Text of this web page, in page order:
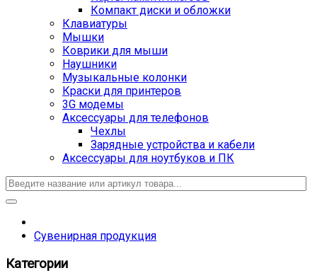
Компакт диски и обложки
Клавиатуры
Мышки
Коврики для мыши
Наушники
Музыкальные колонки
Краски для принтеров
3G модемы
Аксессуары для телефонов
Чехлы
Зарядные устройства и кабели
Аксессуары для ноутбуков и ПК
Сувенирная продукция
Категории